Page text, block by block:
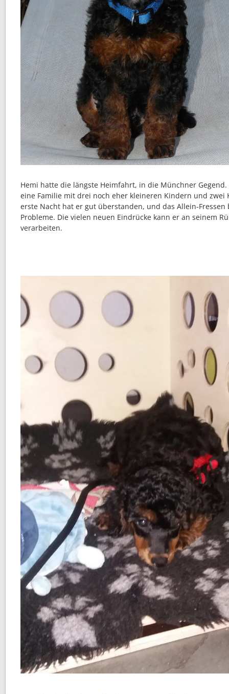
Hemi hatte die längste Heimfahrt, in die Münchner
eine Familie mit drei noch eher kleineren Kindern und zwei
erste Nacht hat er gut überstanden, und das Allein-
Probleme. Die vielen neuen Eindrücke kann er an seinem
verarbeiten.